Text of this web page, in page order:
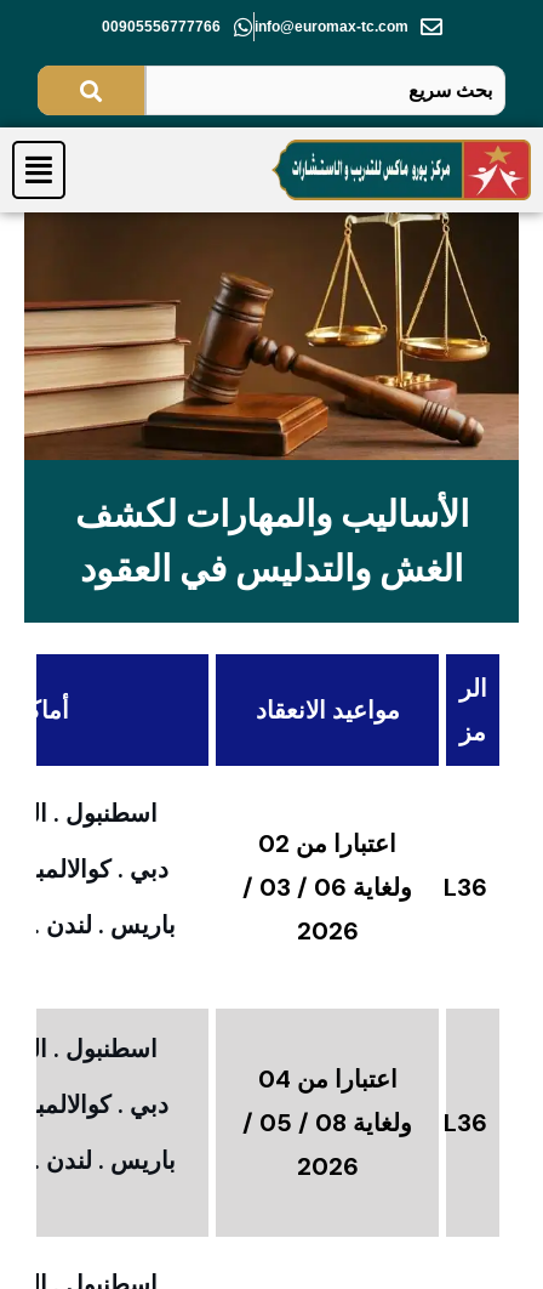
المحتوى
info@euromax-tc.com
00905556777766
الأساليب والمهارات لكشف
الغش والتدليس في العقود
الر
مز
مواعيد الانعقاد أماكن
L36
اعتبارا من 02
ولغاية 06 / 03 /
2026
اسطنبول .
دبي .
باريس . لندن .
L36
اعتبارا من 04
ولغاية 08 / 05 /
2026
اسطنبول .
دبي .
باريس . لندن .